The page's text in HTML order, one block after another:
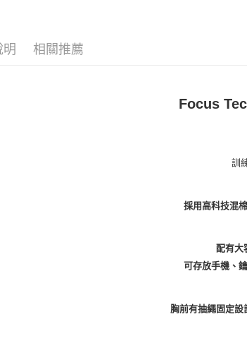
明 相關推薦
Focus
訓
採用高科技混
配有大
可存放手機、
胸前有抽繩固定設